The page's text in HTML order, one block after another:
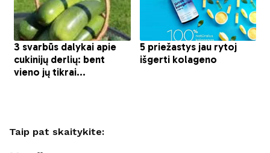
Taip pat skaitykite: